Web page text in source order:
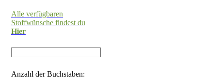
Alle verfügbaren
Stoffwünsche findest du
Hier
Anzahl der Buchstaben: